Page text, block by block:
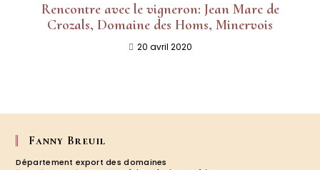
Rencontre avec le vigneron: Jean Marc de
Crozals, Domaine des Homs, Minervois
20 avril 2020
Fanny Breuil
Département export des domaines